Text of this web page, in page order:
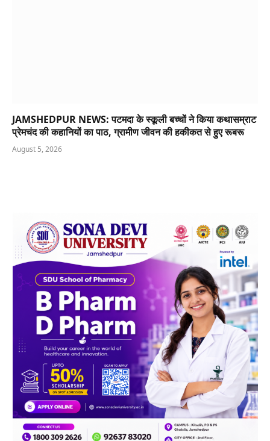
JAMSHEDPUR NEWS: पटमदा के स्कूली बच्चों ने किया कथासम्राट
प्रेमचंद की कहानियों का पाठ, ग्रामीण जीवन की हकीकत से हुए रूबरू
August 5, 2026